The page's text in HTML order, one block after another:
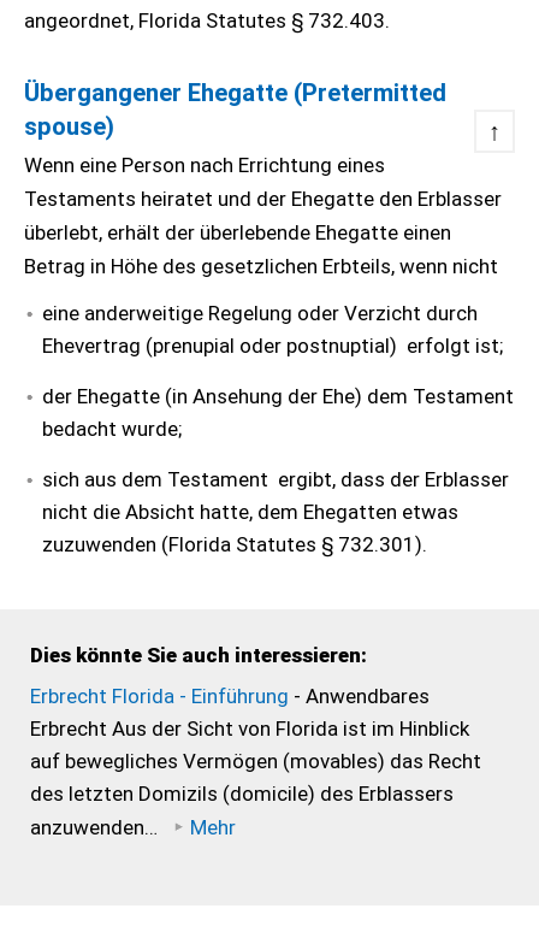
angeordnet, Florida Statutes § 732.403.
Übergangener Ehegatte (Pretermitted
spouse)
↑
Wenn eine Person nach Errichtung eines
Testaments heiratet und der Ehegatte den Erblasser
überlebt, erhält der überlebende Ehegatte einen
Betrag in Höhe des gesetzlichen Erbteils, wenn nicht
eine anderweitige Regelung oder Verzicht durch
Ehevertrag (prenupial oder postnuptial) erfolgt ist;
der Ehegatte (in Ansehung der Ehe) dem Testament
bedacht wurde;
sich aus dem Testament ergibt, dass der Erblasser
nicht die Absicht hatte, dem Ehegatten etwas
zuzuwenden (Florida Statutes § 732.301).
Dies könnte Sie auch interessieren:
Erbrecht Florida - Einführung - Anwendbares
Erbrecht Aus der Sicht von Florida ist im Hinblick
auf bewegliches Vermögen (movables) das Recht
des letzten Domizils (domicile) des Erblassers
anzuwenden…
Mehr